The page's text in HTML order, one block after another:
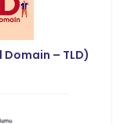
Domain – TLD)